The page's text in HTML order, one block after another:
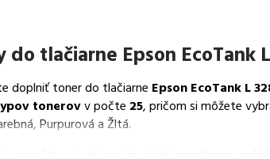
do tlačiarne Epson EcoTank
doplniť toner do tlačiarne Epson EcoTank L
tonerovv počte 25, pričom si môžete
Purpurová a Žltá.